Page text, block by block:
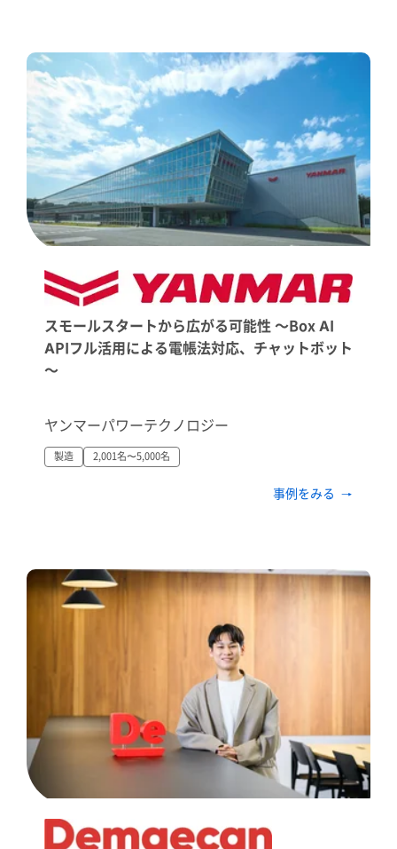
スモールスタートから広がる可能性 ～Box AI
APIフル活用による電帳法対応、チャットボット
～
ヤンマーパワーテクノロジー
製造 2,001名〜5,000名
事例をみる